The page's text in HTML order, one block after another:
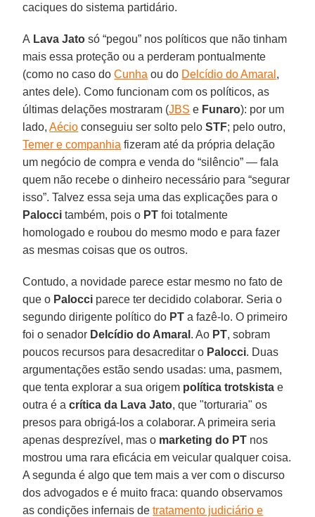
caciques do sistema partidário.
A Lava Jato só “pegou” nos políticos que não tinham
mais essa proteção ou a perderam pontualmente
(como no caso doCunha ou do Delcídio do Amaral ,
antes dele). Como funcionam com os políticos, as
últimas delações mostraram (JBS e Funaro): por um
lado,Aécio conseguiu ser solto peloSTF; pelo outro,
Temer e companhia fizeram até da própria delação
um negócio de compra e venda do “silêncio” — fala
quem não recebe o dinheiro necessário para “segurar
isso”. Talvez essa seja uma das explicações para o
Palocci também, pois o PT foi totalmente
homologado e roubou do mesmo modo e para fazer
as mesmas coisas que os outros.
Contudo, a novidade parece estar mesmo no fato de
que o Palocci parece ter decidido colaborar. Seria o
segundo dirigente político do PT a fazê-lo. O primeiro
foi o senador Delcídio do Amaral . Ao PT, sobram
poucos recursos para desacreditar o Palocci. Duas
argumentações estão sendo usadas: uma, pasmem,
que tenta explorar a sua origem política trotskista e
outra é acrítica da Lava Jato, que "torturaria" os
presos para obrigá-los a colaborar. A primeira seria
apenas desprezível, mas o marketing do PT nos
mostrou uma rara eficácia em veicular qualquer coisa.
A segunda é algo que tem mais a ver com o discurso
dos advogados e é muito fraca: quando observamos
as condições infernais detratamento judiciário e